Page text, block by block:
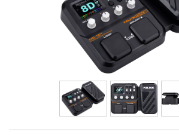
Studio
Mikros